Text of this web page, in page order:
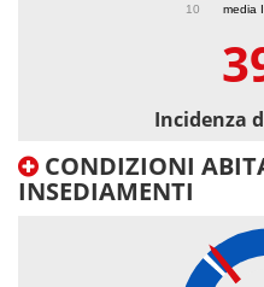
media
10
Incidenza
CONDIZIONI
INSEDIAMENTI